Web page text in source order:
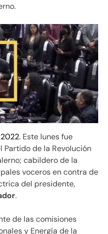
. Este lunes fue
de la Revolución
cabildero de la
voceros en contra de
del presidente,
.
de las comisiones
y Energía de la